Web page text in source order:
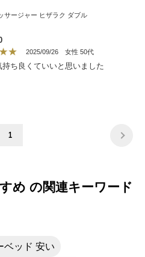
サージャー ヒザラク ダブル
2025/09/26 女性 50代
持ち良くていいと思いました
1
め の関連キーワード
ベッド 安い